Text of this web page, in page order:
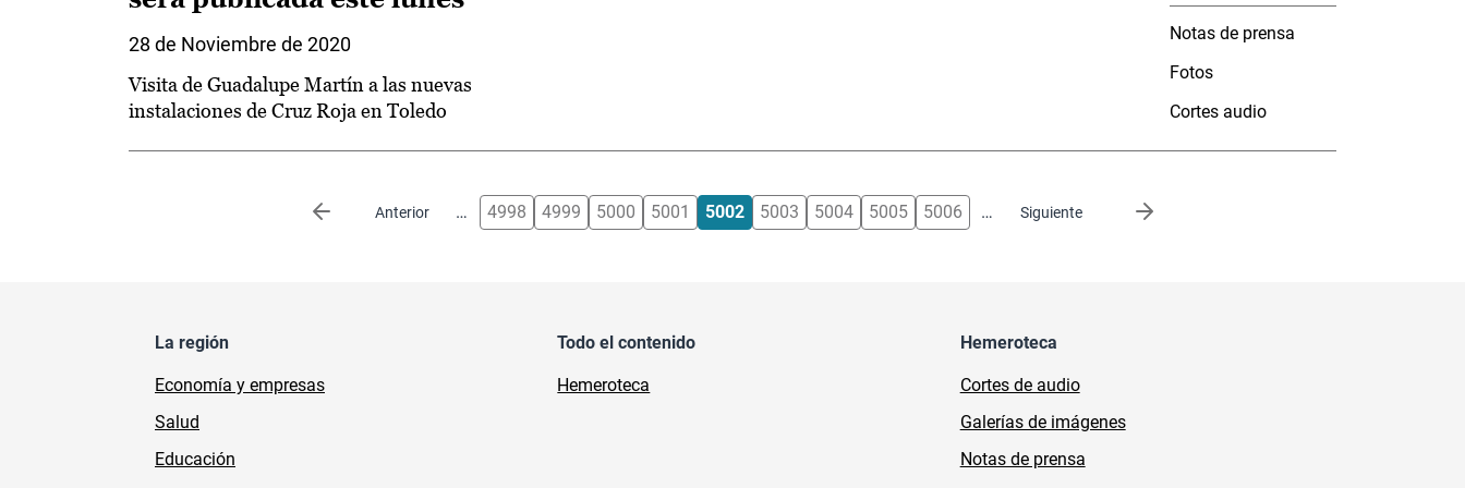
28 de Noviembre de 2020
Visita de Guadalupe Martín a las nuevas
instalaciones de Cruz Roja en Toledo
Notas de prensa
Fotos
Cortes audio
Anterior
Página anterior … 4998 4999 5000 5001 5002 5003 5004 5005 5006 … Siguiente
Siguiente página
La región
Economía y empresas
Salud
Educación
Todo el contenido
Hemeroteca
Hemeroteca
Cortes de audio
Galerías de imágenes
Notas de prensa